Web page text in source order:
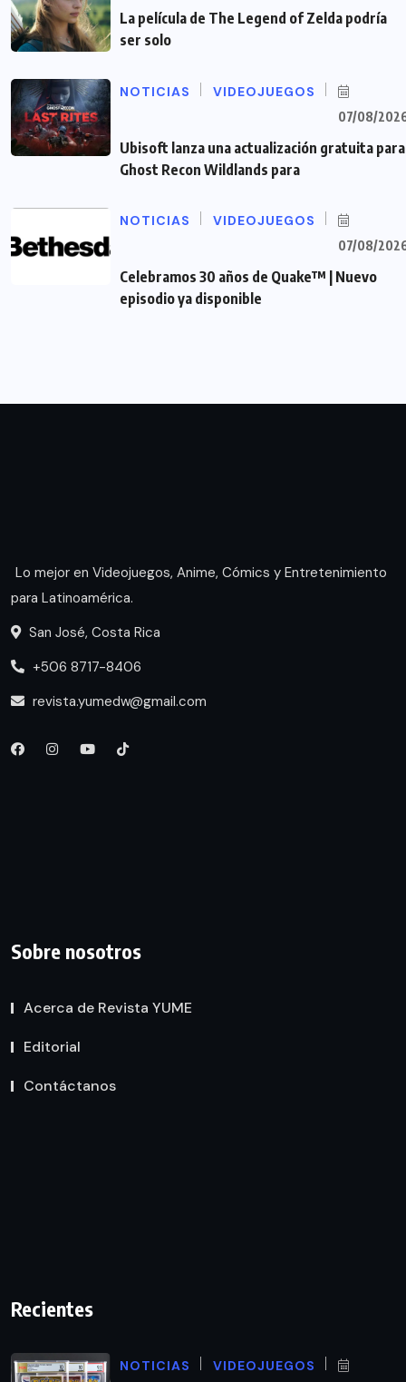
La película de The Legend of Zelda podría
ser solo
NOTICIAS VIDEOJUEGOS
07/08/
Ubisoft lanza una actualización gratuita para
Ghost Recon Wildlands para
NOTICIAS VIDEOJUEGOS
07/08/
Celebramos 30 años de Quake™ | Nuevo
episodio ya disponible
Lo mejor en Videojuegos, Anime, Cómics y Entretenimiento
para Latinoamérica.
San José, Costa Rica
+506 8717-8406
revista.yumedw@gmail.com
Sobre nosotros
Acerca de Revista YUME
Editorial
Contáctanos
Recientes
NOTICIAS VIDEOJUEGOS